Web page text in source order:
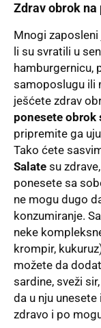
Zdrav obrok na
Mnogi
li su svratili u
hamburgernicu,
samoposlugu ili
ješćete zdrav
ponesete obrok
pripremite ga
Tako ćete
Salate su
ponesete sa
ne mogu dugo
konzumiranje.
neke
krompir,
možete da
sardine, sveži
da u nju
zdravo i po